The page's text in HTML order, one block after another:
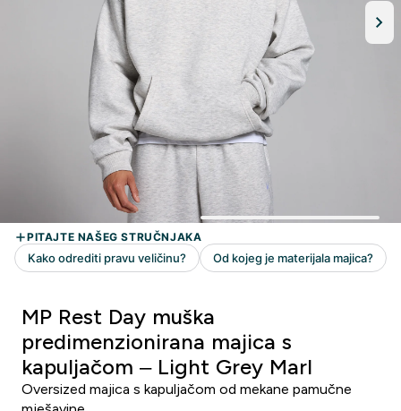
MP Rest Day muška
predimenzionirana majica s
kapuljačom – Light Grey Marl
Oversized majica s kapuljačom od mekane pamučne